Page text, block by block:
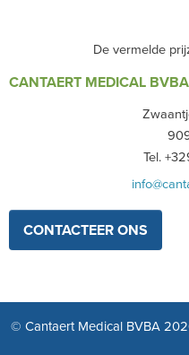
De vermelde
CANTAERT MEDICAL BVBA
Tel.
CONTACTEER ONS
© Cantaert Medical BVBA